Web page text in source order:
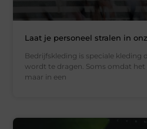
Laat je personeel stralen in
Bedrijfskleding is speciale kleding
wordt te dragen. Soms omdat
maar in een